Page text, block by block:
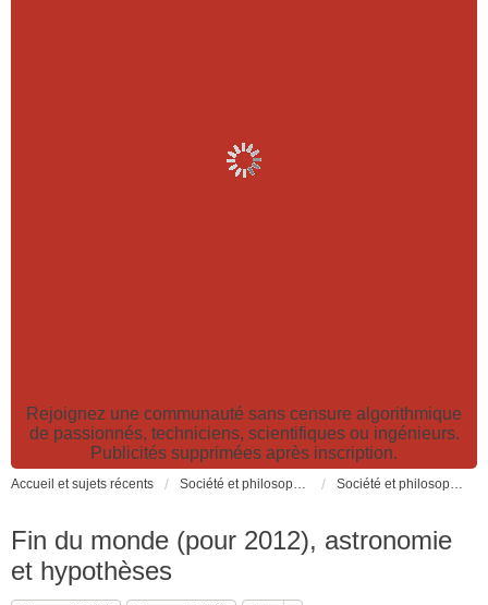
Rejoignez une communauté sans censure algorithmique
de passionnés, techniciens, scientifiques ou ingénieurs.
Publicités supprimées après inscription.
Accueil et sujets récents Société et philosophie. Sciences et technologies. Santé et prévention. Société et philosophie
Fin du monde (pour 2012), astronomie
et hypothèses